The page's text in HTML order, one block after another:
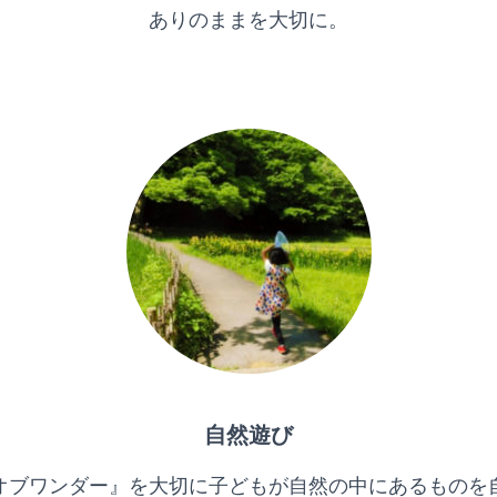
ありのままを大切に。
自然遊び
ブワンダー』を大切に子どもが自然の中にあるものを